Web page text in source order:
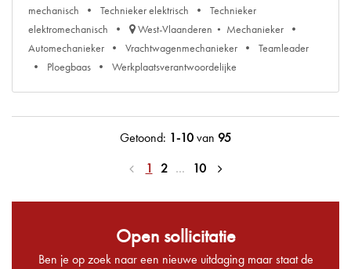
mechanisch
Technieker elektrisch
Technieker
elektromechanisch
West-Vlaanderen
Mechanieker
Automechanieker
Vrachtwagenmechanieker
Teamleader
Ploegbaas
Werkplaatsverantwoordelijke
Getoond: 1-10van 95
1
2 … 10
Open sollicitatie
Ben je op zoek naar een nieuwe uitdaging maar staat de